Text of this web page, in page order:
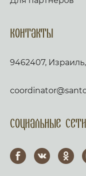
Контакты
9462407,
Социальные сети